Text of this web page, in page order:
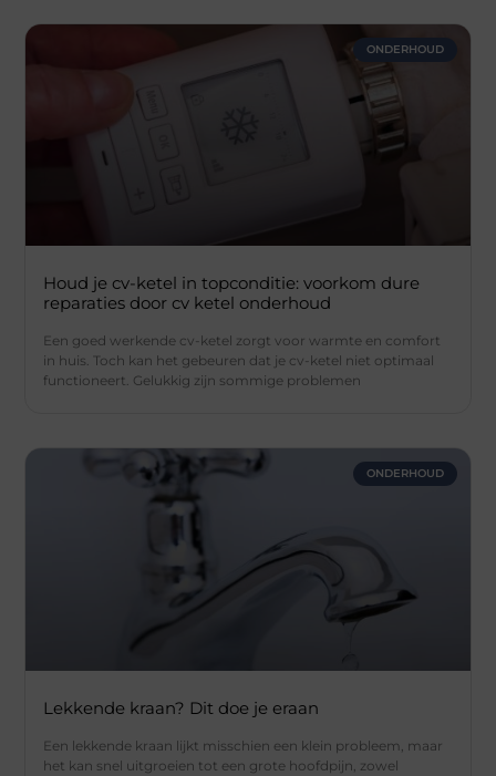
ONDERHOUD
Houd je cv-ketel in topconditie: voorkom dure
reparaties door cv ketel onderhoud
Een goed werkende cv-ketel zorgt voor warmte en comfort
in huis. Toch kan het gebeuren dat je cv-ketel niet optimaal
functioneert. Gelukkig zijn sommige problemen
ONDERHOUD
Lekkende kraan? Dit doe je eraan
Een lekkende kraan lijkt misschien een klein probleem, maar
het kan snel uitgroeien tot een grote hoofdpijn, zowel